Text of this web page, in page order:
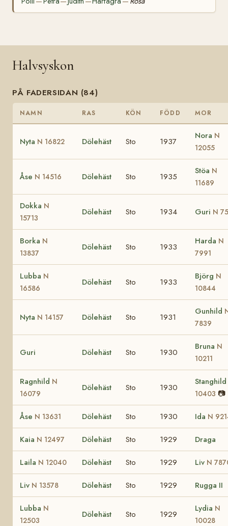
Halvsyskon
PÅ FADERSIDAN (84)
NAMN RAS KÖN FÖDD MOR
Nyta N 16822 Dölehäst Sto 1937
Nora N
12055
Åse N 14516 Dölehäst Sto 1935
Stöa N
11689
Dokka N
15713
Dölehäst Sto 1934 Guri N
Borka N
13837
Dölehäst Sto 1933
Harda N
7991
Lubba N
16586
Dölehäst Sto 1933
Björg N
10844
Nyta N 14157 Dölehäst Sto 1931
Gunhild
7839
Guri Dölehäst Sto 1930
Bruna N
10211
Ragnhild N
16079
Dölehäst Sto 1930
Stanghild
10403 📷
Åse N 13631 Dölehäst Sto 1930 Ida N
Kaia N 12497 Dölehäst Sto 1929 Draga
Laila N 12040 Dölehäst Sto 1929 Liv N
Liv N 13578 Dölehäst Sto 1929 Rugga II
Lubba N
12503
Dölehäst Sto 1929
Lydia N
10028